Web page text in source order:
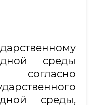
среды
согласно
среды,